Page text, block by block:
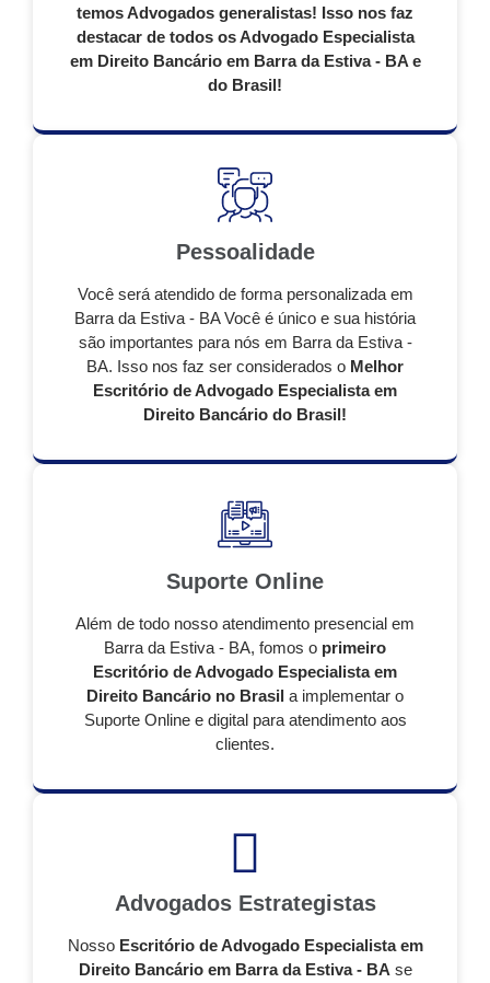
temos Advogados generalistas! Isso nos faz
destacar de todos os Advogado Especialista
em Direito Bancário em Barra da Estiva - BA e
do Brasil!
Pessoalidade
Você será atendido de forma personalizada em
Barra da Estiva - BA Você é único e sua história
são importantes para nós em Barra da Estiva -
BA. Isso nos faz ser considerados o Melhor
Escritório de Advogado Especialista em
Direito Bancário do Brasil!
Suporte Online
Além de todo nosso atendimento presencial em
Barra da Estiva - BA, fomos o primeiro
Escritório de Advogado Especialista em
Direito Bancário no Brasil a implementar o
Suporte Online e digital para atendimento aos
clientes.
Advogados Estrategistas
Nosso Escritório de Advogado Especialista em
Direito Bancário em Barra da Estiva - BA se